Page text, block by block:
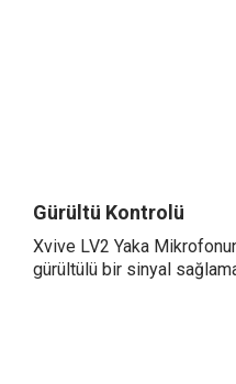
Gürültü Kontrolü
Xvive LV2 Yaka
gürültülü bir sinyal